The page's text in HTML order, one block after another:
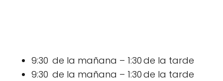
9:30 de la mañana – 1:30 de la tarde
9:30 de la mañana – 1:30 de la tarde